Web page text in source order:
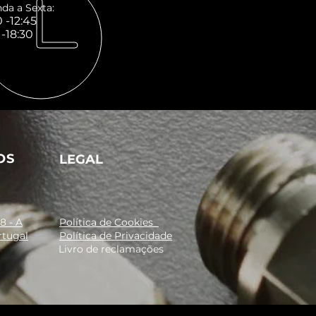
a Sexta:
-12:45
18:30
LEGAL
- A
Política de Cookies
Política de Privacidade
Livro de reclamações